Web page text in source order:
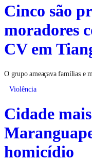
Cinco são
moradores
CV em
O grupo ameaçava famílias e
Violência
Cidade
homicídio